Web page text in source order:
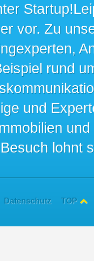
vor. Zu
rund
und
lohnt
Datenschutz TOP